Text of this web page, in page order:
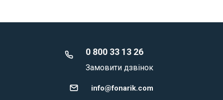
0 800 33 13 26
Замовити дзвінок
info@fonarik.com